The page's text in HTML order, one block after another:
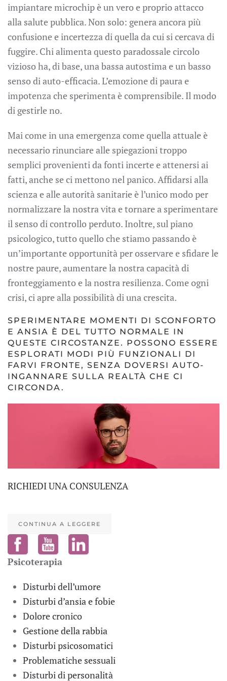
impiantare microchip è un vero e proprio attacco
alla salute pubblica. Non solo: genera ancora più
confusione e incertezza di quella da cui si cercava di
fuggire. Chi alimenta questo paradossale circolo
vizioso ha, di base, una bassa autostima e un basso
senso di auto-efficacia. L’emozione di paura e
impotenza che sperimenta è comprensibile. Il modo
di gestirle no.
Mai come in una emergenza come quella attuale è
necessario rinunciare alle spiegazioni troppo
semplici provenienti da fonti incerte e attenersi ai
fatti, anche se ci mettono nel panico. Affidarsi alla
scienza e alle autorità sanitarie è l’unico modo per
normalizzare la nostra vita e tornare a sperimentare
il senso di controllo perduto. Inoltre, sul piano
psicologico, tutto quello che stiamo passando è
un’importante opportunità per osservare e sfidare le
nostre paure, aumentare la nostra capacità di
fronteggiamento e la nostra resilienza. Come ogni
crisi, ci apre alla possibilità di una crescita.
SPERIMENTARE MOMENTI DI SCONFORTO
E ANSIA È DEL TUTTO NORMALE IN
QUESTE CIRCOSTANZE. POSSONO ESSERE
ESPLORATI MODI PIÙ FUNZIONALI DI
FARVI FRONTE, SENZA DOVERSI AUTO-
INGANNARE SULLA REALTÀ CHE CI
CIRCONDA.
RICHIEDI UNA CONSULENZA
CONTINUA A LEGGERE
Psicoterapia
Disturbi dell’umore
Disturbi d’ansia e fobie
Dolore cronico
Gestione della rabbia
Disturbi psicosomatici
Problematiche sessuali
Disturbi di personalità